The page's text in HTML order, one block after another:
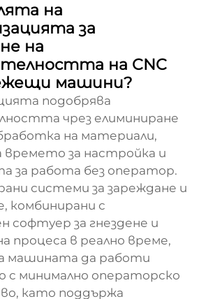
на
за
на
на CNC
машини?
подобрява
чрез елиминиране
на материали,
времето за настройка и
за работа без оператор.
системи за зареждане и
комбинирани с
софтуер за гнездене и
процеса в реално време,
машината да работи
с минимално операторско
като поддържа